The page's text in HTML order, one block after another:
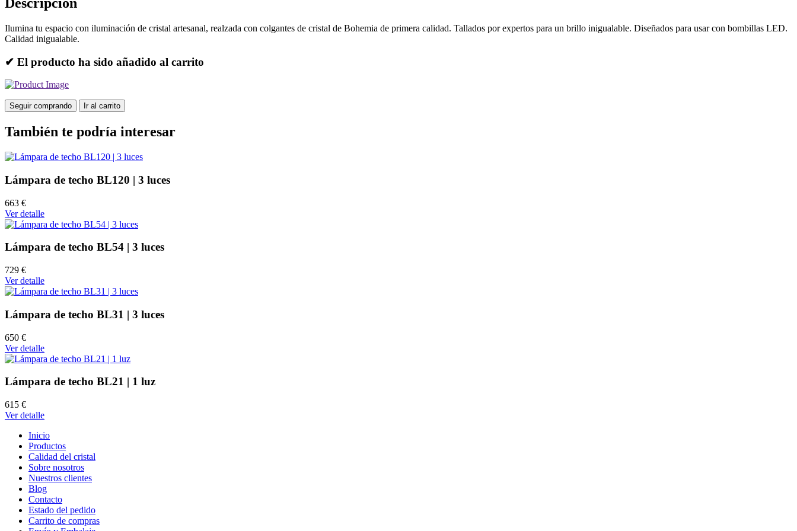
Ilumina tu espacio con iluminación de cristal artesanal, realzada con colgantes de cristal de Bohemia de primera calidad. Tallados por expertos para un brillo inigualable. Diseñados para usar con bombillas LED.
Calidad inigualable.
✔ El producto ha sido añadido al carrito
Seguir comprando Ir al carrito
También te podría interesar
Lámpara de techo BL120 | 3 luces
663 €
Ver detalle
Lámpara de techo BL54 | 3 luces
729 €
Ver detalle
Lámpara de techo BL31 | 3 luces
650 €
Ver detalle
Lámpara de techo BL21 | 1 luz
615 €
Ver detalle
Inicio
Productos
Calidad del cristal
Sobre nosotros
Nuestros clientes
Blog
Contacto
Estado del pedido
Carrito de compras